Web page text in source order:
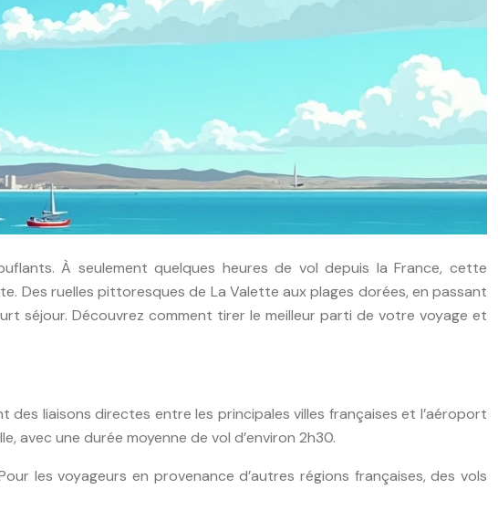
À seulement quelques heures de vol depuis la France, cette
Des ruelles pittoresques de La Valette aux plages dorées, en passant
séjour. Découvrez comment tirer le meilleur parti de votre voyage et
des liaisons directes entre les principales villes françaises et l’aéroport
avec une durée moyenne de vol d’environ 2h30.
les voyageurs en provenance d’autres régions françaises, des vols